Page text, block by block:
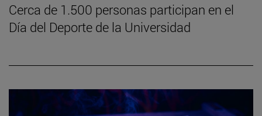
Cerca de 1.500 personas participan en el
Día del Deporte de la Universidad